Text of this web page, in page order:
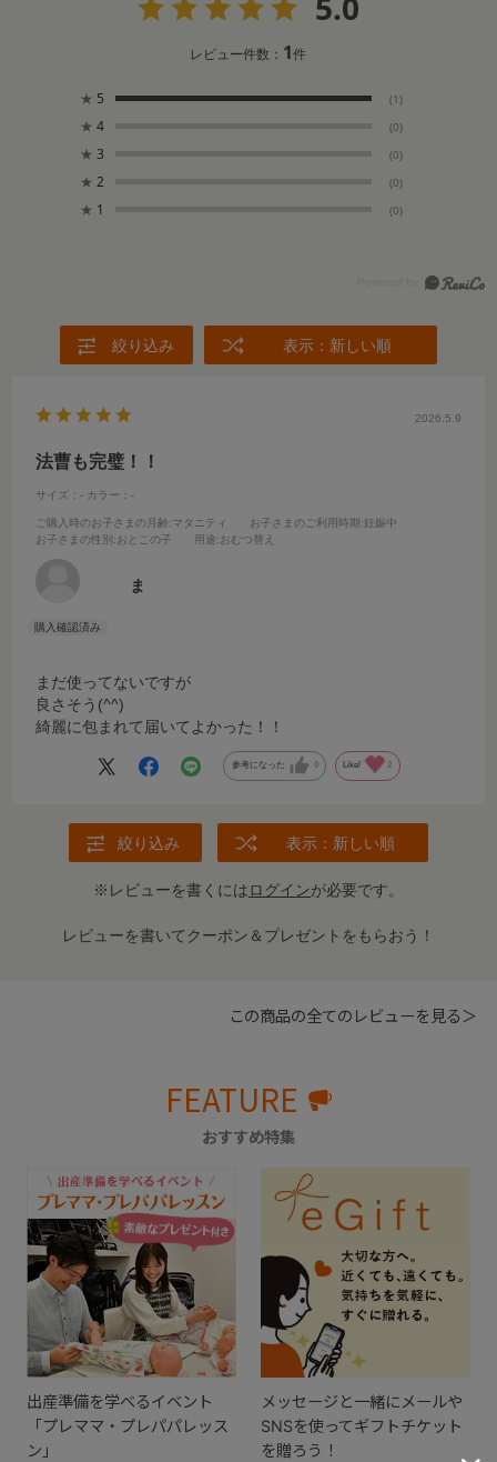
レビュー件数： 1件
★ 5 (1)
★ 4 (0)
★ 3 (0)
★ 2 (0)
★ 1 (0)
絞り込み 表示：新しい順
2026.5.9
法曹も完璧！！
サイズ：- カラー：-
ご購入時のお子さまの月齢:マタニティ お子さまのご利用時期 :妊娠中
お子さまの性別 :おとこの子 用途:おむつ替え
ま
まだ使ってないですが
良さそう(^^)
綺麗に包まれて届いてよかった！！
参考になった 0 Like! 2
絞り込み 表示：新しい順
※レビューを書くにはログインが必要です。
レビューを書いてクーポン＆プレゼントをもらおう！
この商品の全てのレビューを見る＞
FEATURE
おすすめ特集
出産準備を学べるイベント
「プレママ・プレパパレッス
ン」
メッセージと一緒にメールや
SNSを使ってギフトチケット
を贈ろう！